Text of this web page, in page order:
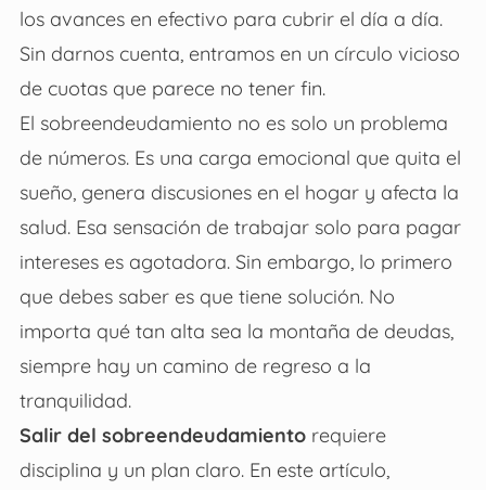
los avances en efectivo para cubrir el día a día.
Sin darnos cuenta, entramos en un círculo vicioso
de cuotas que parece no tener fin.
El sobreendeudamiento no es solo un problema
de números. Es una carga emocional que quita el
sueño, genera discusiones en el hogar y afecta la
salud. Esa sensación de trabajar solo para pagar
intereses es agotadora. Sin embargo, lo primero
que debes saber es que tiene solución. No
importa qué tan alta sea la montaña de deudas,
siempre hay un camino de regreso a la
tranquilidad.
Salir del sobreendeudamientorequiere
disciplina y un plan claro. En este artículo,